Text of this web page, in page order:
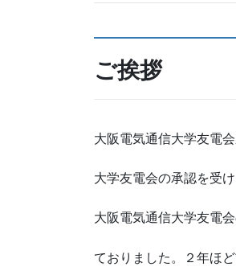
ご挨拶
大阪電気通信大学友電
大学友電会の承認を受
大阪電気通信大学友電
ておりました。２年ほ